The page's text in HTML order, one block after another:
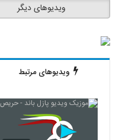
ویدیوهای دیگر
ویدیوهای مرتبط